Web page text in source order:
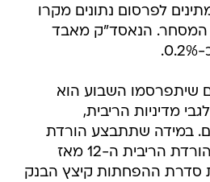
לפרסום נתונים מקרו
המסחר. הנאסד"ק מאבד
שיתפרסמו השבוע הוא
מדיניות הריבית,
במידה שתתבצע הורדת
ריבית נוספת, תהא זו הורדת הריבית ה-12 מאז
מתחילת סדרת ההפחתות קיצץ הבנק